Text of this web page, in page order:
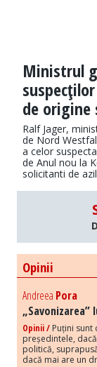
Ministrul
de origine
Ralf Jager,
de Nord
a celor
de Anul nou la
solicitanti de
Opinii
Andreea Pora
„Savonizarea”
Opinii / Puțini sunt
președintele,
politică,
dacă mai are un